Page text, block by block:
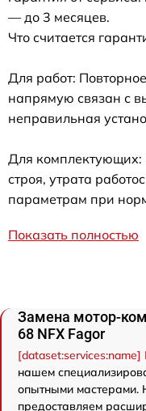
— до 3 месяцев.
Что считается
Для работ:
напрямую связан с
неправильная
Для
строя, утрата
параметрам при
Показать полностью
Замена мотор-
68 NFX Fagor
[dataset:services:name]
нашем
опытными мастерами.
предоставляем